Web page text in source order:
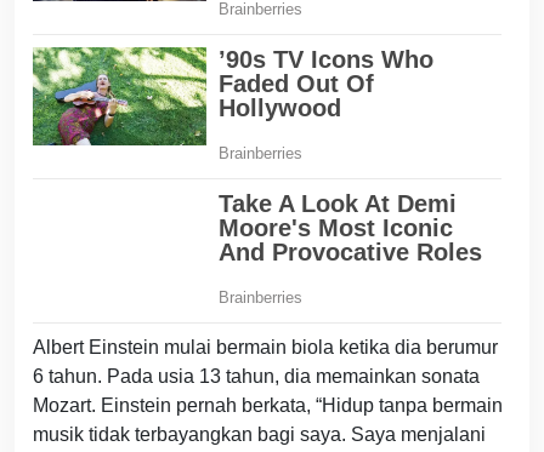
Albert Einstein mulai bermain biola ketika dia berumur
6 tahun. Pada usia 13 tahun, dia memainkan sonata
Mozart. Einstein pernah berkata, “Hidup tanpa bermain
musik tidak terbayangkan bagi saya. Saya menjalani